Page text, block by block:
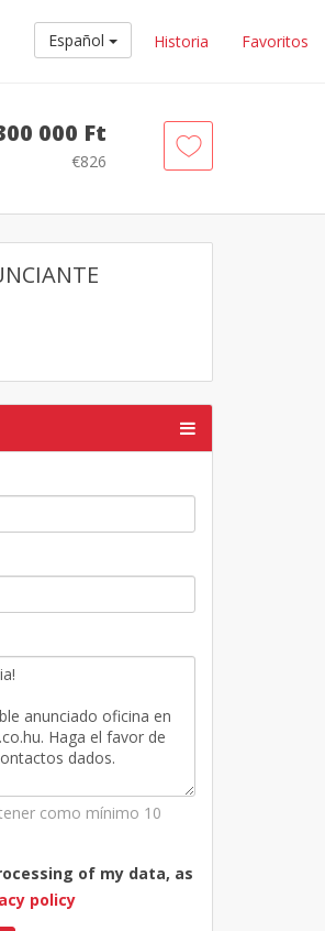
Español Historia Favoritos
000 Ft
€826
como mínimo 10
of my data, as
policy